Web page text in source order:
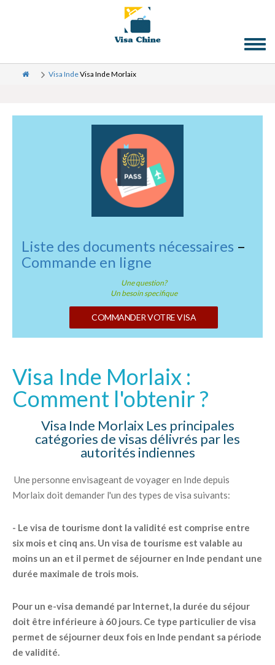
Visa IndeVisa Inde Morlaix
Liste des documents nécessaires –
Commande en ligne
Une question?
Un besoin specifique
COMMANDER VOTRE VISA
Visa Inde Morlaix :
Comment l'obtenir ?
Visa Inde Morlaix Les principales
catégories de visas délivrés par les
autorités indiennes
Une personne envisageant de voyager en Inde depuis
Morlaix doit demander l'un des types de visa suivants:
- Le visa de tourisme dont la validité est comprise entre
six mois et cinq ans. Un visa de tourisme est valable au
moins un an et il permet de séjourner en Inde pendant une
durée maximale de trois mois.
Pour un e-visa demandé par Internet, la durée du séjour
doit être inférieure à 60 jours. Ce type particulier de visa
permet de séjourner deux fois en Inde pendant sa période
de validité.